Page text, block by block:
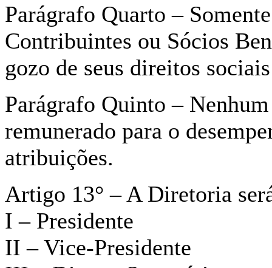
Parágrafo Quarto –
Contribuintes ou Sócios
gozo de seus direitos
Parágrafo Quinto –
remunerado para o
atribuições.
Artigo 13° – A Diretoria
I – Presidente
II – Vice-Presidente